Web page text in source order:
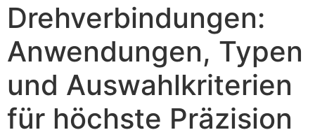
Drehverbindungen:
Anwendungen, Typen
und Auswahlkriterien
für höchste Präzision